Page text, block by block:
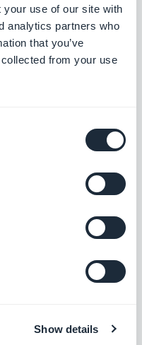
your use of our site with
analytics partners who
that you’ve
from your use
Show details
oder laden Sie